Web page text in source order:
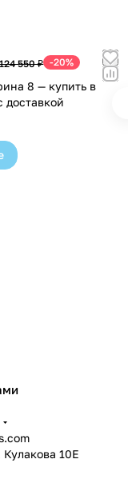
124 550 ₽ -20%
8 — купить в
доставкой
10Е